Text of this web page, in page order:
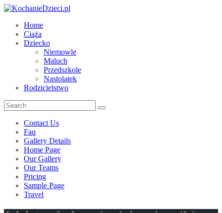
Home
Ciąża
Dziecko
Niemowle
Maluch
Przedszkole
Nastolatek
Rodzicielstwo
Contact Us
Faq
Gallery Details
Home Page
Our Gallery
Our Teams
Pricing
Sample Page
Travel